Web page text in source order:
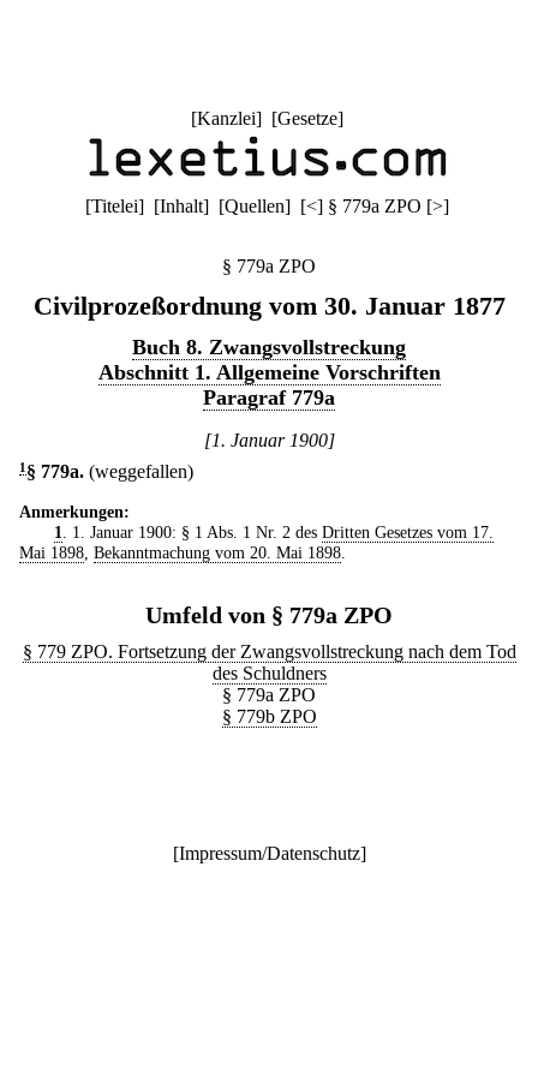
[Kanzlei] [Gesetze]
[Titelei] [Inhalt] [Quellen] [<] § 779a ZPO [>]
§ 779a ZPO
Civilprozeßordnung vom 30. Januar 1877
Buch 8. Zwangsvollstreckung
Abschnitt 1. Allgemeine Vorschriften
Paragraf 779a
[1. Januar 1900]
1 § 779a. (weggefallen)
Anmerkungen:
1
. 1. Januar 1900: § 1 Abs. 1 Nr. 2 des Dritten Gesetzes vom 17.
Mai 1898 Bekanntmachung vom 20. Mai 1898
Umfeld von § 779a ZPO
§ 779 ZPO. Fortsetzung der Zwangsvollstreckung nach dem Tod
des Schuldners
§ 779a ZPO
§ 779b ZPO
[Impressum/Datenschutz]